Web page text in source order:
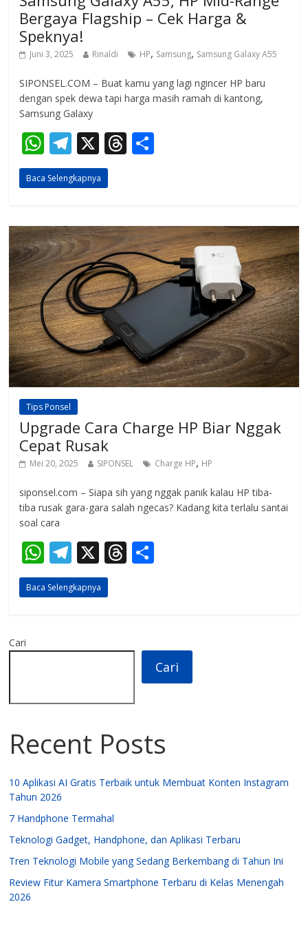
Bergaya Flagship – Cek Harga &
Speknya!
Juni 3, 2025 Rinaldi HP, Samsung, Samsung Galaxy A55
SIPONSEL.COM – Buat kamu yang lagi ngincer HP baru
dengan spek dewa tapi harga masih ramah di kantong,
Samsung Galaxy
W
h
at
A
p
p
T
el
e
a
m
X T
d
s
Baca Selengkapnya
Tips Ponsel
Upgrade Cara Charge HP Biar Nggak
Cepat Rusak
Mei 20, 2025 SIPONSEL Charge HP, HP
siponsel.com – Siapa sih yang nggak panik kalau HP tiba-
tiba rusak gara-gara salah ngecas? Kadang kita terlalu santai
soal cara
W
h
at
T
el
e
X T
Baca Selengkapnya
Cari
Cari
Recent Posts
10 Aplikasi AI Gratis Terbaik untuk Membuat Konten Instagram
Tahun 2026
7 Handphone Termahal
Teknologi Gadget, Handphone, dan Aplikasi Terbaru
Tren Teknologi Mobile yang Sedang Berkembang di Tahun Ini
Review Fitur Kamera Smartphone Terbaru di Kelas Menengah
2026